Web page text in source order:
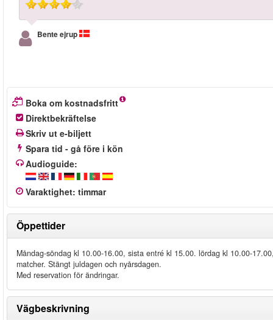
Bente ejrup
Boka om kostnadsfritt
Direktbekräftelse
Skriv ut e-biljett
Spara tid - gå före i kön
Audioguide:
Varaktighet: timmar
Öppettider
Måndag-söndag kl 10.00-16.00, sista entré kl 15.00. lördag kl 10.00-
matcher. Stängt juldagen och nyårsdagen.
Med reservation för ändringar.
Vägbeskrivning